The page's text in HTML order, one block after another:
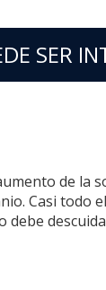
SER
de la
Casi todo
debe